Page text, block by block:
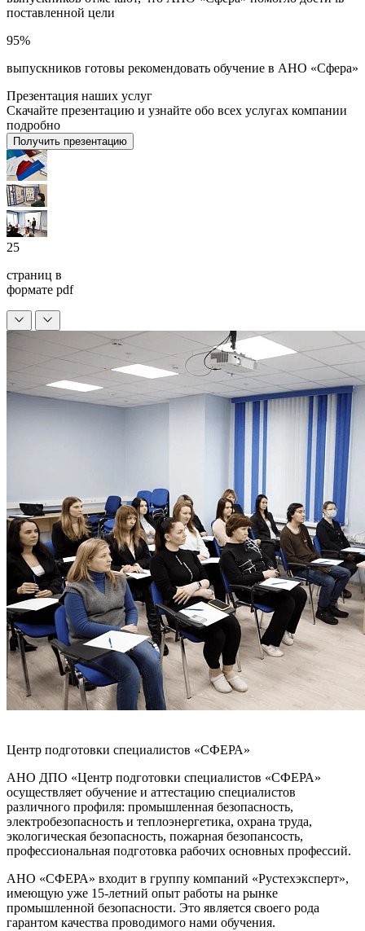
поставленной цели
95%
выпускников готовы рекомендовать обучение в АНО «Сфера»
Презентация наших услуг
Скачайте презентацию и узнайте обо всех услугах компании
подробно
Получить презентацию
25
страниц в
формате pdf
Центр подготовки специалистов «СФЕРА»
АНО ДПО «Центр подготовки специалистов «СФЕРА»
осуществляет обучение и аттестацию специалистов
различного профиля: промышленная безопасность,
электробезопасность и теплоэнергетика, охрана труда,
экологическая безопасность, пожарная безопансость,
профессиональная подготовка рабочих основных профессий.
АНО «СФЕРА» входит в группу компаний «Рустехэксперт»,
имеющую уже 15-летний опыт работы на рынке
промышленной безопасности. Это является своего рода
гарантом качества проводимого нами обучения.